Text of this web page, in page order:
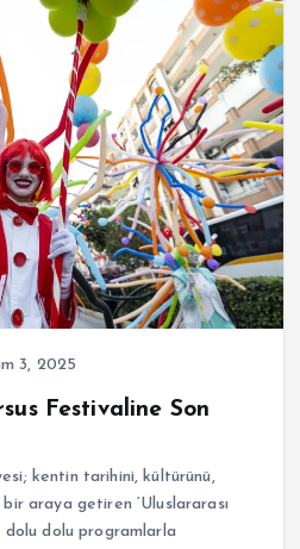
3, 2025
Festivaline Son
kentin tarihini, kültürünü,
araya getiren ‘Uluslararası
dolu dolu programlarla